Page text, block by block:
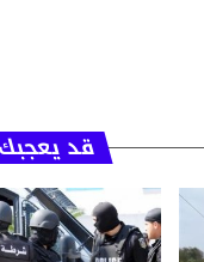
قد